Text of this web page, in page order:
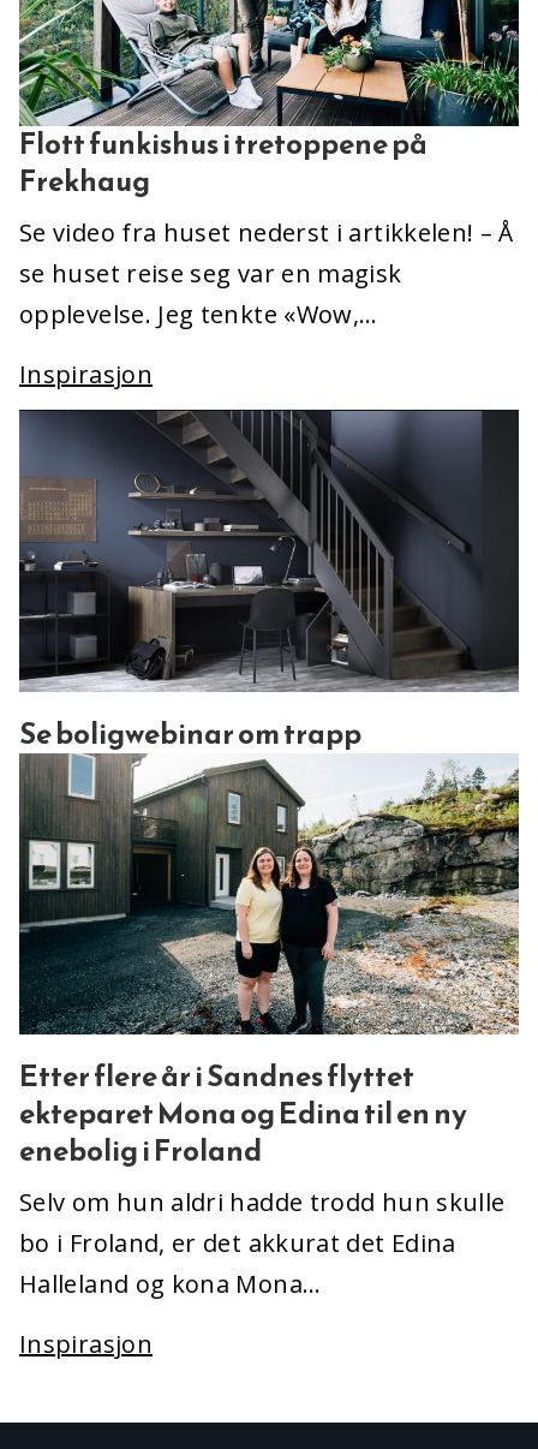
Flott funkishus i tretoppene på
Frekhaug
Se video fra huset nederst i artikkelen! – Å
se huset reise seg var en magisk
opplevelse. Jeg tenkte «Wow,…
Inspirasjon
Se boligwebinar om trapp
Etter flere år i Sandnes flyttet
ekteparet Mona og Edina til en ny
enebolig i Froland
Selv om hun aldri hadde trodd hun skulle
bo i Froland, er det akkurat det Edina
Halleland og kona Mona…
Inspirasjon